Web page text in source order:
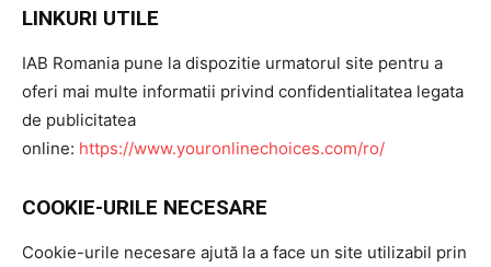
LINKURI UTILE
IAB Romania pune la dispozitie urmatorul site pentru a
oferi mai multe informatii privind confidentialitatea legata
de publicitatea
online: https://www.youronlinechoices.com/ro/
COOKIE-URILE NECESARE
Cookie-urile necesare ajută la a face un site utilizabil prin